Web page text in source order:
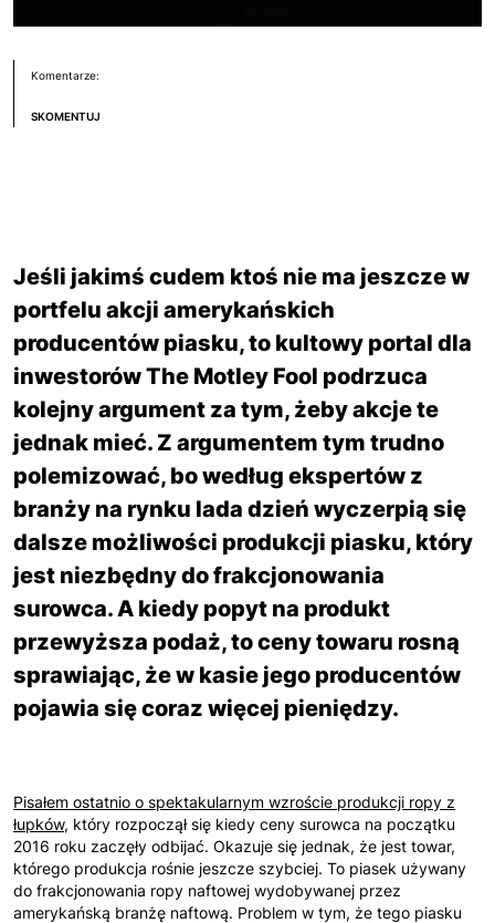
Komentarze:
SKOMENTUJ
Jeśli jakimś cudem ktoś nie ma jeszcze w
portfelu akcji amerykańskich
producentów piasku, to kultowy portal dla
inwestorów The Motley Fool podrzuca
kolejny argument za tym, żeby akcje te
jednak mieć. Z argumentem tym trudno
polemizować, bo według ekspertów z
branży na rynku lada dzień wyczerpią się
dalsze możliwości produkcji piasku, który
jest niezbędny do frakcjonowania
surowca. A kiedy popyt na produkt
przewyższa podaż, to ceny towaru rosną
sprawiając, że w kasie jego producentów
pojawia się coraz więcej pieniędzy.
Pisałem ostatnio o spektakularnym wzroście produkcji ropy z
łupków, który rozpoczął się kiedy ceny surowca na początku
2016 roku zaczęły odbijać. Okazuje się jednak, że jest towar,
którego produkcja rośnie jeszcze szybciej. To piasek używany
do frakcjonowania ropy naftowej wydobywanej przez
amerykańską branżę naftową. Problem w tym, że tego piasku